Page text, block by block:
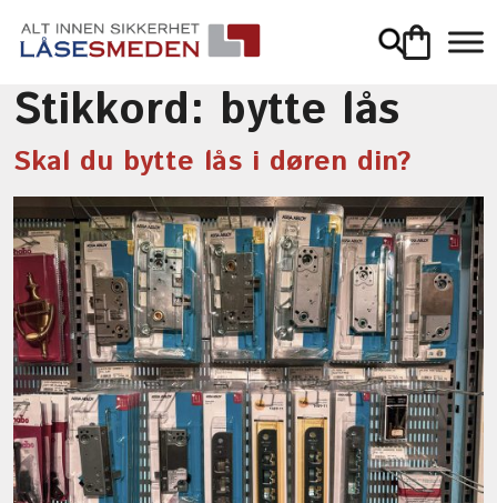
Stikkord: bytte lås
Skal du bytte lås i døren din?